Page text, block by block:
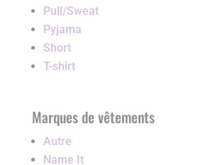
Pull/Sweat
Pyjama
Short
T-shirt
Marques de vêtements
Autre
Name It